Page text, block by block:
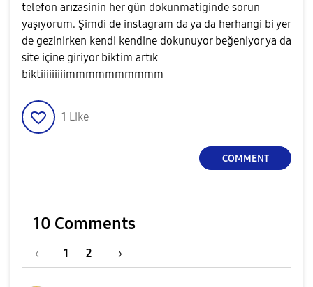
telefon arızasinin her gün dokunmatiginde sorun
yaşıyorum. Şimdi de instagram da ya da herhangi bi yer
de gezinirken kendi kendine dokunuyor beğeniyor ya da
site içine giriyor biktim artık
biktiiiiiiiiimmmmmmmmmm
1 Like
COMMENT
10 Comments
1 2